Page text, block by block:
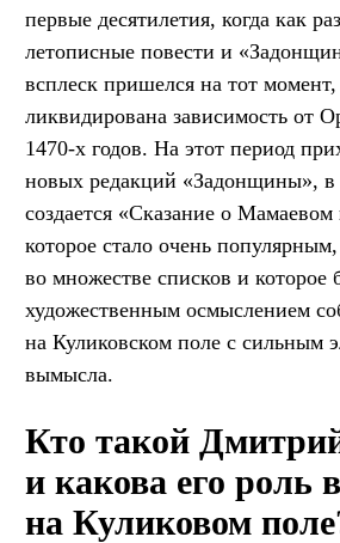
первые десятилетия, когда как
летописные повести и
всплеск пришелся на тот момент,
ликвидирована зависимость от
1470-х годов. На этот период
новых редакций «Задонщины», в
создается «Сказание о
которое стало очень популярным,
во множестве списков и которое
художественным осмыслением
на Куликовском поле с сильным
вымысла.
Кто такой
и какова его роль
на Куликовом